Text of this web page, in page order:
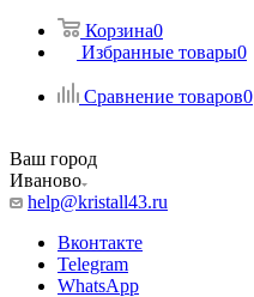
Корзина0
Избранные товары0
Сравнение товаров0
Ваш город
Иваново
help@kristall43.ru
Вконтакте
Telegram
WhatsApp